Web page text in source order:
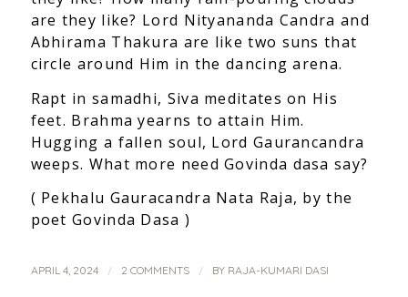
are they like? Lord Nityananda Candra and
Abhirama Thakura are like two suns that
circle around Him in the dancing arena.
Rapt in samadhi, Siva meditates on His
feet. Brahma yearns to attain Him.
Hugging a fallen soul, Lord Gaurancandra
weeps. What more need Govinda dasa say?
( Pekhalu Gauracandra Nata Raja, by the
poet Govinda Dasa )
APRIL 4, 2024 / 2 COMMENTS / BY RAJA-KUMARI DASI